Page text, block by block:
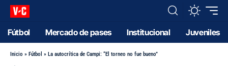
Fútbol Mercado de pases Institucional Juveniles
Inicio » Fútbol » La autocrítica de Campi: “El torneo no fue bueno”